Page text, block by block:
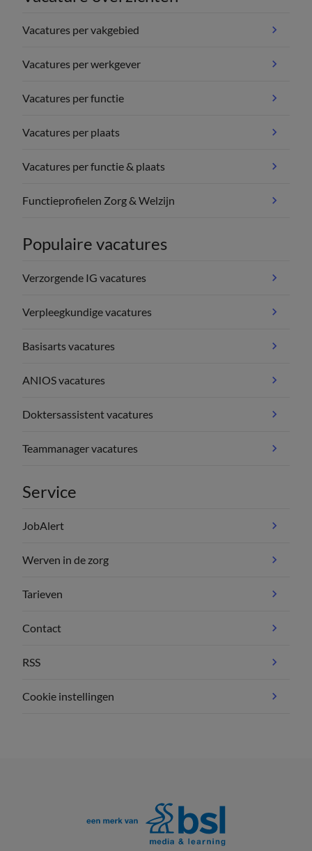
Vacatures per vakgebied
Vacatures per werkgever
Vacatures per functie
Vacatures per plaats
Vacatures per functie & plaats
Functieprofielen Zorg & Welzijn
Populaire vacatures
Verzorgende IG vacatures
Verpleegkundige vacatures
Basisarts vacatures
ANIOS vacatures
Doktersassistent vacatures
Teammanager vacatures
Service
JobAlert
Werven in de zorg
Tarieven
Contact
RSS
Cookie instellingen